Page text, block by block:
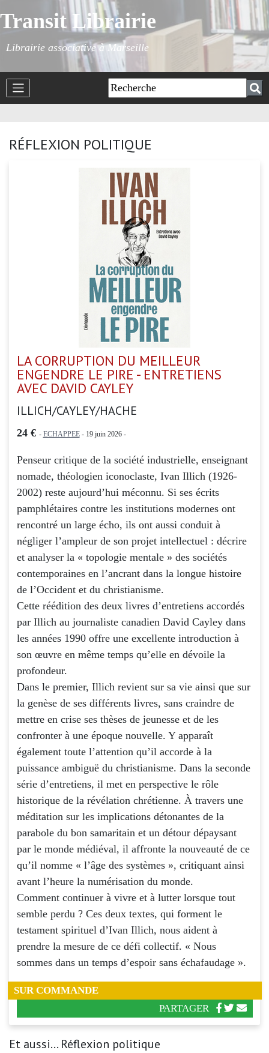
Transit Librairie
Librairie associative à Marseille
RÉFLEXION POLITIQUE
LA CORRUPTION DU MEILLEUR
ENGENDRE LE PIRE - ENTRETIENS
AVEC DAVID CAYLEY
ILLICH/CAYLEY/HACHE
24 € - ECHAPPEE- 19 juin 2026 -
Penseur critique de la société industrielle, enseignant
nomade, théologien iconoclaste, Ivan Illich (1926-
2002) reste aujourd’hui méconnu. Si ses écrits
pamphlétaires contre les institutions modernes ont
rencontré un large écho, ils ont aussi conduit à
négliger l’ampleur de son projet intellectuel : décrire
et analyser la « topologie mentale » des sociétés
contemporaines en l’ancrant dans la longue histoire
de l’Occident et du christianisme.
Cette réédition des deux livres d’entretiens accordés
par Illich au journaliste canadien David Cayley dans
les années 1990 offre une excellente introduction à
son œuvre en même temps qu’elle en dévoile la
profondeur.
Dans le premier, Illich revient sur sa vie ainsi que sur
la genèse de ses différents livres, sans craindre de
mettre en crise ses thèses de jeunesse et de les
confronter à une époque nouvelle. Y apparaît
également toute l’attention qu’il accorde à la
puissance ambiguë du christianisme. Dans la seconde
série d’entretiens, il met en perspective le rôle
historique de la révélation chrétienne. À travers une
méditation sur les implications détonantes de la
parabole du bon samaritain et un détour dépaysant
par le monde médiéval, il affronte la nouveauté de ce
qu’il nomme « l’âge des systèmes », critiquant ainsi
avant l’heure la numérisation du monde.
Comment continuer à vivre et à lutter lorsque tout
semble perdu ? Ces deux textes, qui forment le
testament spirituel d’Ivan Illich, nous aident à
prendre la mesure de ce défi collectif. « Nous
sommes dans un temps d’espoir sans échafaudage ».
SUR COMMANDE
PARTAGER
Et aussi... Réflexion politique